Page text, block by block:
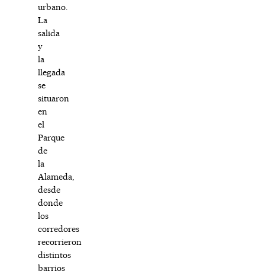
urbano.
La
salida
y
la
llegada
se
situaron
en
el
Parque
de
la
Alameda,
desde
donde
los
corredores
recorrieron
distintos
barrios